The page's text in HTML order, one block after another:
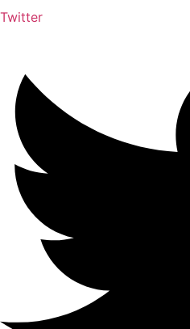
Twitter